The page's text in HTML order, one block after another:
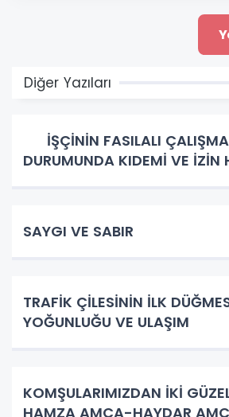
Diğer Yazıları
İŞÇİNİN FASILALI
DURUMUNDA KIDEMİ VE İZİN
SAYGI VE SABIR
TRAFİK ÇİLESİNİN İLK
YOĞUNLUĞU VE ULAŞIM
KOMŞULARIMIZDAN İKİ GÜZEL
HAMZA AMCA-HAYDAR